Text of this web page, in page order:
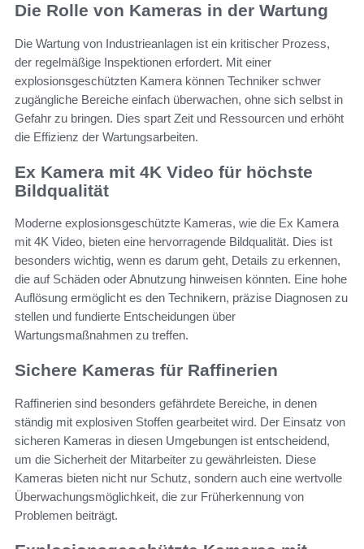
Die Rolle von Kameras in der Wartung
Die Wartung von Industrieanlagen ist ein kritischer Prozess,
der regelmäßige Inspektionen erfordert. Mit einer
explosionsgeschützten Kamera können Techniker schwer
zugängliche Bereiche einfach überwachen, ohne sich selbst in
Gefahr zu bringen. Dies spart Zeit und Ressourcen und erhöht
die Effizienz der Wartungsarbeiten.
Ex Kamera mit 4K Video für höchste
Bildqualität
Moderne explosionsgeschützte Kameras, wie die Ex Kamera
mit 4K Video, bieten eine hervorragende Bildqualität. Dies ist
besonders wichtig, wenn es darum geht, Details zu erkennen,
die auf Schäden oder Abnutzung hinweisen könnten. Eine hohe
Auflösung ermöglicht es den Technikern, präzise Diagnosen zu
stellen und fundierte Entscheidungen über
Wartungsmaßnahmen zu treffen.
Sichere Kameras für Raffinerien
Raffinerien sind besonders gefährdete Bereiche, in denen
ständig mit explosiven Stoffen gearbeitet wird. Der Einsatz von
sicheren Kameras in diesen Umgebungen ist entscheidend,
um die Sicherheit der Mitarbeiter zu gewährleisten. Diese
Kameras bieten nicht nur Schutz, sondern auch eine wertvolle
Überwachungsmöglichkeit, die zur Früherkennung von
Problemen beiträgt.